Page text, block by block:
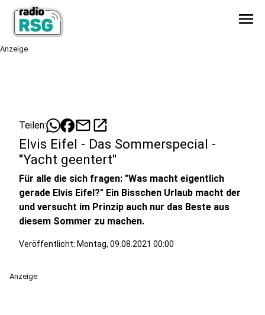
menu
Anzeige
Teilen: mailopen_in_new
Elvis Eifel - Das Sommerspecial -
"Yacht geentert"
Für alle die sich fragen: "Was macht eigentlich
gerade Elvis Eifel?" Ein Bisschen Urlaub macht der
und versucht im Prinzip auch nur das Beste aus
diesem Sommer zu machen.
Veröffentlicht: Montag, 09.08.2021 00:00
Anzeige